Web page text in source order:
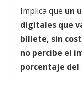
Implica que un
digitales que
billete, sin
no percibe el
porcentaje del